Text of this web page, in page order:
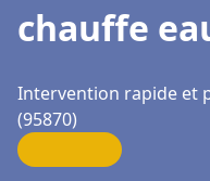
chauffe
Intervention rapide et
(95870)